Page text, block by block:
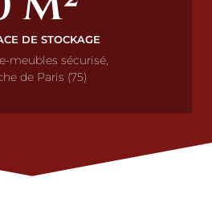
DE STOCKAGE
meubles sécurisé,
de Paris (75)